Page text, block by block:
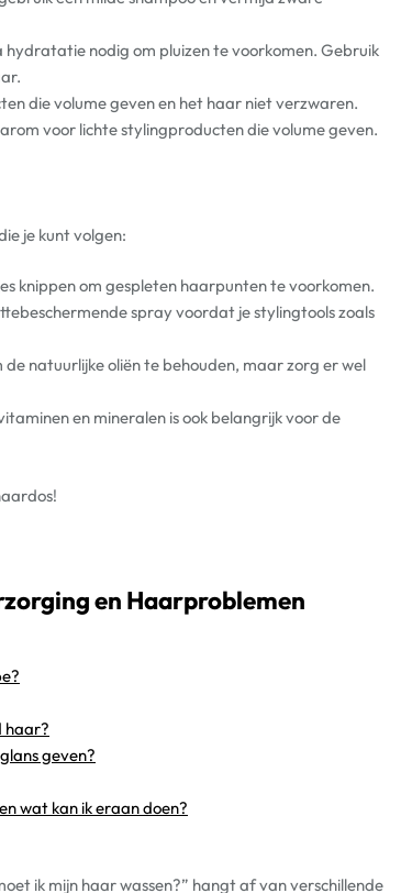
nodig om pluizen te voorkomen. Gebruik
die volume geven en het haar niet verzwaren.
voor lichte stylingproducten die volume geven.
je kunt volgen:
knippen om gespleten haarpunten te voorkomen.
spray voordat je stylingtools zoals
natuurlijke oliën te behouden, maar zorg er wel
en mineralen is ook belangrijk voor de
en Haarproblemen
haar?
geven?
wat kan ik eraan doen?
ik mijn haar wassen?” hangt af van verschillende